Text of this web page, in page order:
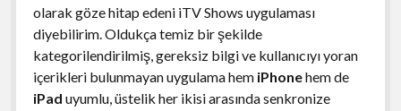
olarak göze hitap edeni iTV Shows uygulaması
diyebilirim. Oldukça temiz bir şekilde
kategorilendirilmiş, gereksiz bilgi ve kullanıcıyı yoran
içerikleri bulunmayan uygulama hemiPhonehem de
iPad uyumlu, üstelik her ikisi arasında senkronize